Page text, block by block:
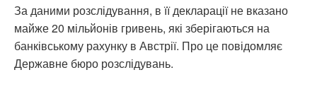
За даними розслідування, в її декларації не вказано
майже 20 мільйонів гривень, які зберігаються на
банківському рахунку в Австрії. Про це повідомляє
Державне бюро розслідувань.